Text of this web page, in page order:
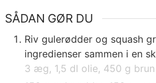
SÅDAN GØR DU
Riv gulerødder og squash
ingredienser sammen i en
3 æg, 1,5 dl olie, 450 g